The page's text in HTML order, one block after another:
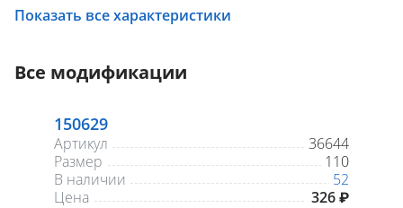
Показать все характеристики
Все модификации
150629
Артикул
36644
Размер
110
В наличии
52
Цена
326 ₽